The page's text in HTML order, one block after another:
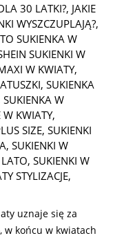
30 LATKI?, JAKIE
WYSZCZUPLAJĄ?,
SUKIENKA W
SUKIENKI W
W KWIATY,
, SUKIENKA
SUKIENKA W
W KWIATY,
SIZE, SUKIENKI
, SUKIENKI W
, SUKIENKI W
STYLIZACJE,
uznaje się za
w końcu w kwiatach